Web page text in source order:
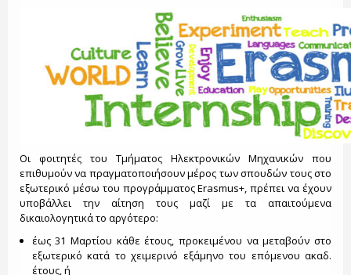
Οι φοιτητές του Τμήματος Ηλεκτρονικών Μηχανικών που
επιθυμούν να πραγματοποιήσουν μέρος των σπουδών τους στο
εξωτερικό μέσω του προγράμματος Erasmus+, πρέπει να έχουν
υποβάλλει την αίτηση τους μαζί με τα απαιτούμενα
δικαιολογητικά το αργότερο:
έως 31 Μαρτίου κάθε έτους, προκειμένου να μεταβούν στο
εξωτερικό κατά το χειμερινό εξάμηνο του επόμενου ακαδ.
έτους, ή